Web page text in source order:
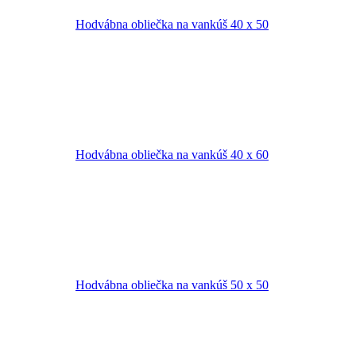
Hodvábna obliečka na vankúš 40 x 50
Hodvábna obliečka na vankúš 40 x 60
Hodvábna obliečka na vankúš 50 x 50